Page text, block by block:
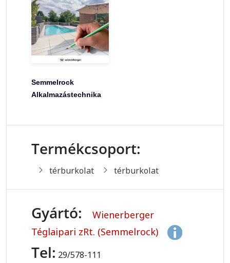
Semmelrock
Alkalmazástechnika
Termékcsoport:
térburkolat térburkolat
Gyártó:
Wienerberger
Téglaipari zRt. (Semmelrock)
Tel: 29/578-111